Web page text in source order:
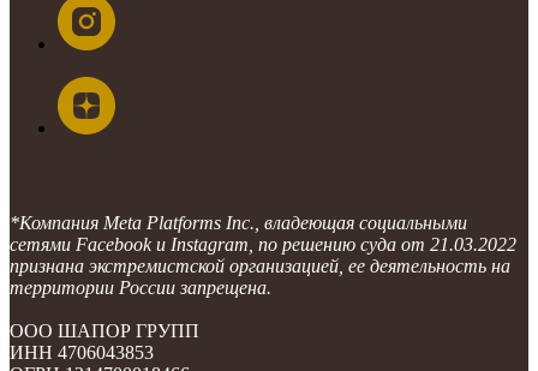
*Компания Meta Platforms Inc., владеющая социальными
сетями Facebook и Instagram, по решению суда от 21.03.2022
признана экстремистской организацией, ее деятельность на
территории России запрещена.
ООО ШАПОР ГРУПП
ИНН 4706043853